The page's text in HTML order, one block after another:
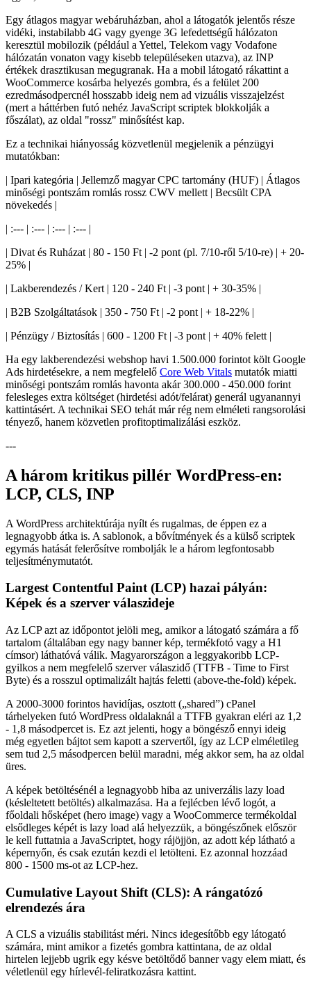
Egy átlagos magyar webáruházban, ahol a látogatók jelentős része
vidéki, instabilabb 4G vagy gyenge 3G lefedettségű hálózaton
keresztül mobilozik (például a Yettel, Telekom vagy Vodafone
hálózatán vonaton vagy kisebb településeken utazva), az INP
értékek drasztikusan megugranak. Ha a mobil látogató rákattint a
WooCommerce kosárba helyezés gombra, és a felület 200
ezredmásodpercnél hosszabb ideig nem ad vizuális visszajelzést
(mert a háttérben futó nehéz JavaScript scriptek blokkolják a
főszálat), az oldal "rossz" minősítést kap.
Ez a technikai hiányosság közvetlenül megjelenik a pénzügyi
mutatókban:
| Ipari kategória | Jellemző magyar CPC tartomány (HUF) | Átlagos
minőségi pontszám romlás rossz CWV mellett | Becsült CPA
növekedés |
| :--- | :--- | :--- | :--- |
| Divat és Ruházat | 80 - 150 Ft | -2 pont (pl. 7/10-ről 5/10-re) | + 20-
25% |
| Lakberendezés / Kert | 120 - 240 Ft | -3 pont | + 30-35% |
| B2B Szolgáltatások | 350 - 750 Ft | -2 pont | + 18-22% |
| Pénzügy / Biztosítás | 600 - 1200 Ft | -3 pont | + 40% felett |
Ha egy lakberendezési webshop havi 1.500.000 forintot költ Google
Ads hirdetésekre, a nem megfelelő Core Web Vitals mutatók miatti
minőségi pontszám romlás havonta akár 300.000 - 450.000 forint
felesleges extra költséget (hirdetési adót/felárat) generál ugyanannyi
kattintásért. A technikai SEO tehát már rég nem elméleti rangsorolási
tényező, hanem közvetlen profitoptimalizálási eszköz.
---
A három kritikus pillér WordPress-en:
LCP, CLS, INP
A WordPress architektúrája nyílt és rugalmas, de éppen ez a
legnagyobb átka is. A sablonok, a bővítmények és a külső scriptek
egymás hatását felerősítve rombolják le a három legfontosabb
teljesítménymutatót.
Largest Contentful Paint (LCP) hazai pályán:
Képek és a szerver válaszideje
Az LCP azt az időpontot jelöli meg, amikor a látogató számára a fő
tartalom (általában egy nagy banner kép, termékfotó vagy a H1
címsor) láthatóvá válik. Magyarországon a leggyakoribb LCP-
gyilkos a nem megfelelő szerver válaszidő (TTFB - Time to First
Byte) és a rosszul optimalizált hajtás feletti (above-the-fold) képek.
A 2000-3000 forintos havidíjas, osztott („shared”) cPanel
tárhelyeken futó WordPress oldalaknál a TTFB gyakran eléri az 1,2
- 1,8 másodpercet is. Ez azt jelenti, hogy a böngésző ennyi ideig
még egyetlen bájtot sem kapott a szervertől, így az LCP elméletileg
sem tud 2,5 másodpercen belül maradni, még akkor sem, ha az oldal
üres.
A képek betöltésénél a legnagyobb hiba az univerzális lazy load
(késleltetett betöltés) alkalmazása. Ha a fejlécben lévő logót, a
főoldali hősképet (hero image) vagy a WooCommerce termékoldal
elsődleges képét is lazy load alá helyezzük, a böngészőnek először
le kell futtatnia a JavaScriptet, hogy rájöjjön, az adott kép látható a
képernyőn, és csak ezután kezdi el letölteni. Ez azonnal hozzáad
800 - 1500 ms-ot az LCP-hez.
Cumulative Layout Shift (CLS): A rángatózó
elrendezés ára
A CLS a vizuális stabilitást méri. Nincs idegesítőbb egy látogató
számára, mint amikor a fizetés gombra kattintana, de az oldal
hirtelen lejjebb ugrik egy késve betöltődő banner vagy elem miatt, és
véletlenül egy hírlevél-feliratkozásra kattint.